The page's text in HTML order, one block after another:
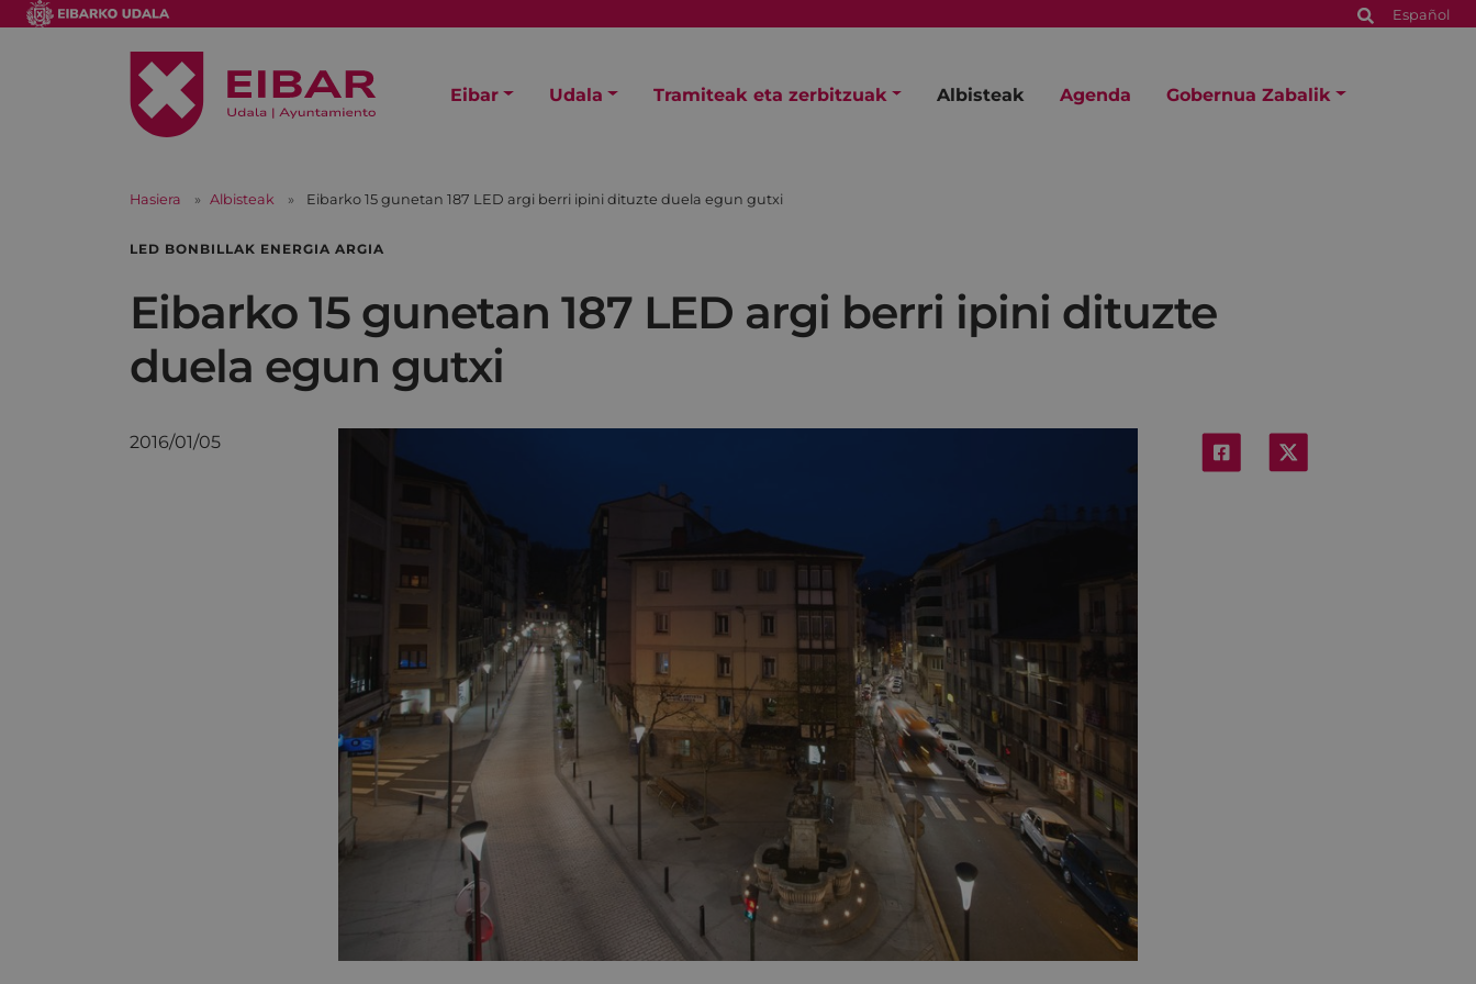
Español
Eibar Udala Tramiteak eta zerbitzuak Albisteak Agenda Gobernua Zabalik
Hasiera Albisteak Eibarko 15 gunetan 187 LED argi berri ipini dituzte duela egun gutxi
LED BONBILLAK ENERGIA ARGIA
Eibarko 15 gunetan 187 LED argi berri ipini dituzte
duela egun gutxi
2016/01/05